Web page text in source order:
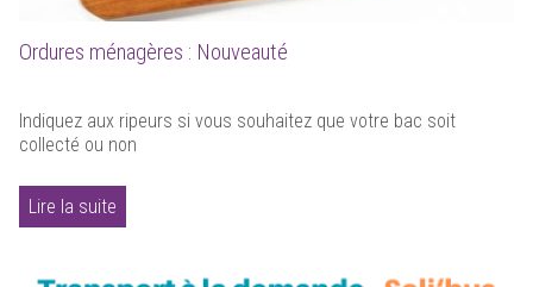
Ordures ménagères : Nouveauté
Indiquez aux ripeurs si vous souhaitez que votre bac soit
collecté ou non
Lire la suite